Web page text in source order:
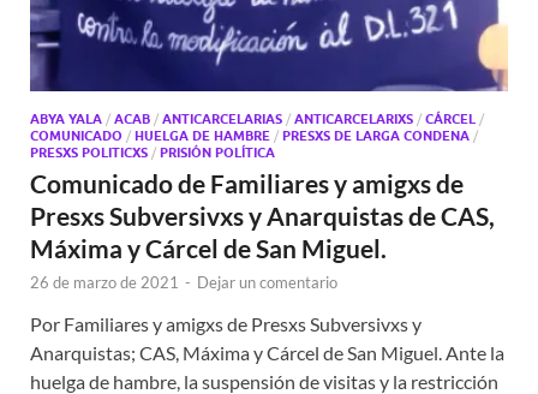
ABYA YALA / ACAB / ANTICARCELARIAS / ANTICARCELARIXS / CÁRCEL /
COMUNICADO / HUELGA DE HAMBRE / PRESXS DE LARGA CONDENA /
PRESXS POLITICXS / PRISIÓN POLÍTICA
Comunicado de Familiares y amigxs de
Presxs Subversivxs y Anarquistas de CAS,
Máxima y Cárcel de San Miguel.
26 de marzo de 2021 - Dejar un comentario
Por Familiares y amigxs de Presxs Subversivxs y
Anarquistas; CAS, Máxima y Cárcel de San Miguel. Ante la
huelga de hambre, la suspensión de visitas y la restricción